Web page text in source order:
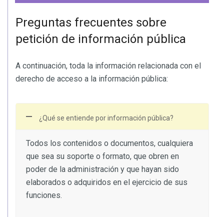
Preguntas frecuentes sobre
petición de información pública
A continuación, toda la información relacionada con el
derecho de acceso a la información pública:
¿Qué se entiende por información pública?
Todos los contenidos o documentos, cualquiera
que sea su soporte o formato, que obren en
poder de la administración y que hayan sido
elaborados o adquiridos en el ejercicio de sus
funciones.